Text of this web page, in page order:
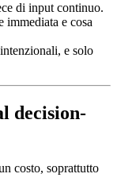
di input continuo.
immediata e cosa
e solo
decision-
costo, soprattutto